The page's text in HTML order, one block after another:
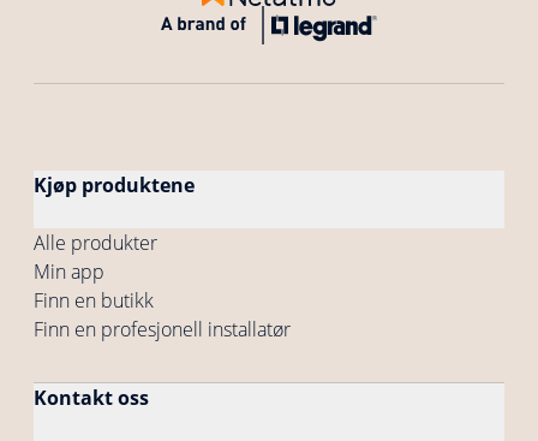
Kjøp produktene
Alle produkter
Min app
Finn en butikk
Finn en profesjonell installatør
Kontakt oss